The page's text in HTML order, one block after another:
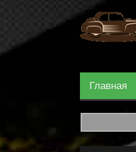
Главная